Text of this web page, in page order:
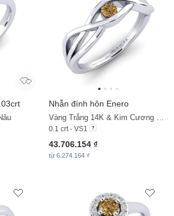
Nhẫn đính hôn Enero
0.1 crt - VS1
43.706.154 ₫
từ 6.274.164 ₫